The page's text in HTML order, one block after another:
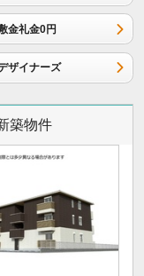
金礼金0円
ザイナーズ
築物件